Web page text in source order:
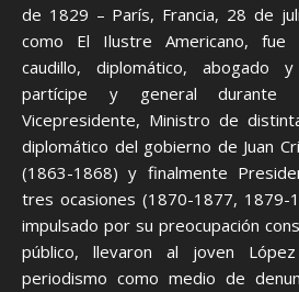
de 1829 – París, Francia, 28 de
como El Ilustre Americano, fue
caudillo, diplomático, abogado
partícipe y general durante
Vicepresidente, Ministro de
diplomático del gobierno de Juan
(1863-1868) y finalmente
tres ocasiones (1870-1877,
impulsado por su preocupación
público, llevaron al joven
periodismo como medio de